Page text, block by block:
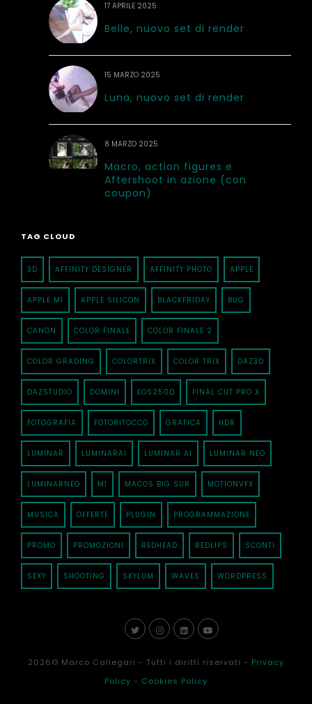
17 APRILE 2025
Belle, nuovo set di render
15 MARZO 2025
Luna, nuovo set di render
8 MARZO 2025
Macro, action figures e
Aftershoot in azione (con
coupon)
TAG CLOUD
3D AFFINITY DESIGNER AFFINITY PHOTO APPLE
APPLE M1 APPLE SILICON BLACKFRIDAY BUG
CANON COLOR FINALE COLOR FINALE 2
COLOR GRADING COLORTRIX COLOR TRIX DAZ3D
DAZSTUDIO DOMINI EOS250D FINAL CUT PRO X
FOTOGRAFIA FOTORITOCCO GRAFICA HDR
LUMINAR LUMINARAI LUMINAR AI LUMINAR NEO
LUMINARNEO M1 MACOS BIG SUR MOTIONVFX
MUSICA OFFERTE PLUGIN PROGRAMMAZIONE
PROMO PROMOZIONI REDHEAD REDLIPS SCONTI
SEXY SHOOTING SKYLUM WAVES WORDPRESS
2026© Marco Callegari - Tutti i diritti riservati - Privacy
Policy - Cookies Policy